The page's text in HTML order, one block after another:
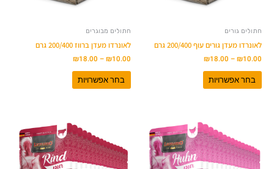
חתולים גורים
לאונרדו מעדן גורים עוף 200/400 גרם
₪10.00
–
₪18.00
בחר אפשרויות
האפשרויות
חתולים מבוגרים
לאונרדו מעדן ברווז 200/400 גרם
₪10.00
–
₪18.00
בחר אפשרויות
האפשרויות